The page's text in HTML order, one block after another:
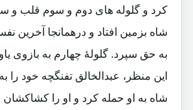
کرد و گلوله های دوم و سوم قلب و
شاه بزمین افتاد و درهمانجا آخرین
به حق سپرد. گلولۀ چهارم به بازوی
این منظر، عبدالخالق تفنگچه خود را
شاه به او حمله کرد و او را